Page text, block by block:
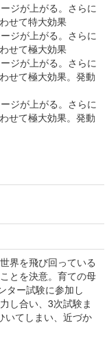
ジが上がる。さらに
せて特大効果
ジが上がる。さらに
せて極大効果
ジが上がる。さらに
せて極大効果。発動
ジが上がる。さらに
せて極大効果。発動
界を飛び回っている
とを決意。育ての母
ター試験に参加し
し合い、3次試験ま
いてしまい、近づか